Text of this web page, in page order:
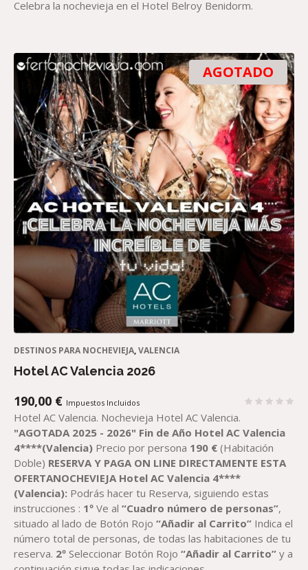
Celebra la nochevieja en el Hotel Belroy Benidorm.
AGOTADO
DESTINOS PARA NOCHEVIEJA,VALENCIA
Hotel AC Valencia 2026
190,00 € Impuestos Incluidos
Hotel AC Valencia. Nochevieja Hotel AC Valencia.
"AGOTADA 2025 - 2026" Fin de Año Hotel AC Valencia
4****(Valencia) Precio por persona 190 € (Habitación
Doble) RESERVA Y PAGA ON LINE DIRECTAMENTE ESTA
OFERTANOCHEVIEJA Hotel AC Valencia 4****
(Valencia): Podrás hacer tu Reserva, siguiendo estas
instrucciones : 1º Ve al“Cuadro número de personas”,
situado al lado de Botón Rojo“Añadir al Carrito” Indica el
número total de personas, de todas las habitaciones de tu
reserva. 2º Seleccionar Botón Rojo“Añadir al Carrito” y a